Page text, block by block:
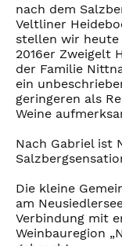
nach dem
Veltliner
stellen wir heute
2016er Zweigelt
der Familie
ein
geringeren als
Weine
Nach Gabriel ist
Die kleine
am
Verbindung mit
Weinbauregion